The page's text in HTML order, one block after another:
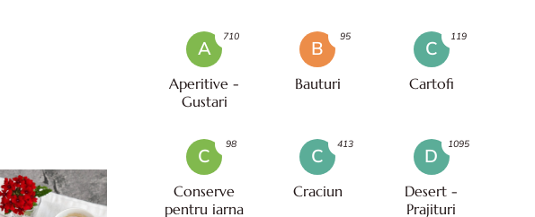
A
Aperitive -
Gustari
710
B
Bauturi
95
C
Cartofi
119
C
Conserve
pentru iarna
98
C
Craciun
413
D
Desert -
Prajituri
1095